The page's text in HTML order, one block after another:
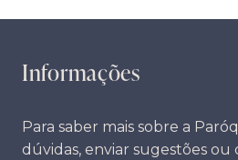
Informações
Para saber mais sobre a
dúvidas, enviar sugestões ou